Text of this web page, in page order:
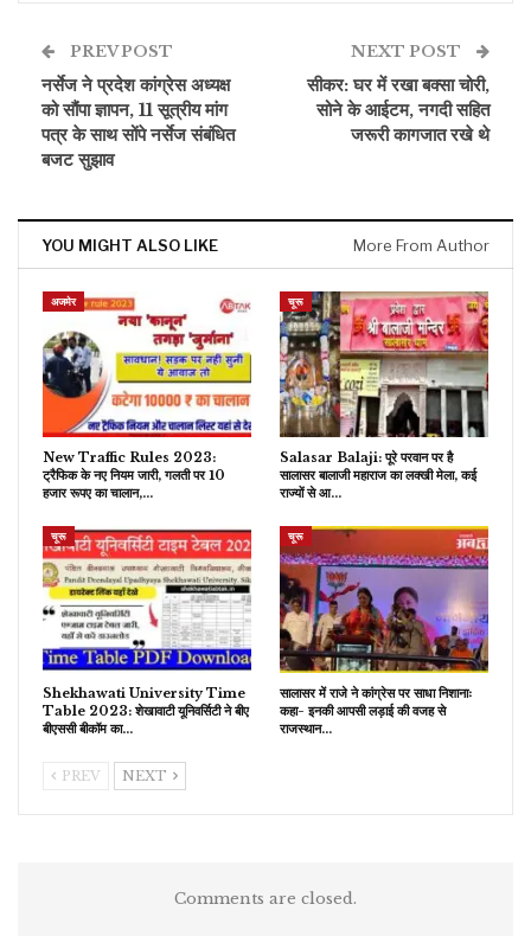
PREV POST
नर्सेज ने प्रदेश कांग्रेस अध्यक्ष
को सौंपा ज्ञापन, 11 सूत्रीय मांग
पत्र के साथ सोंपे नर्सेज संबंधित
बजट सुझाव
NEXT POST
सीकर: घर में रखा बक्सा चोरी,
सोने के आईटम, नगदी सहित
जरूरी कागजात रखे थे
YOU MIGHT ALSO LIKE More From Author
अजमेर
New Traffic Rules 2023:
ट्रैफिक के नए नियम जारी, गलती पर 10
हजार रूपए का चालान,…
चूरू
Salasar Balaji: पूरे परवान पर है
सालासर बालाजी महाराज का लक्खी मेला, कई
राज्यों से आ…
चूरू
Shekhawati University Time
Table 2023: शेखावाटी यूनिवर्सिटी ने बीए
बीएससी बीकॉम का…
चूरू
सालासर में राजे ने कांग्रेस पर साधा निशानाः
कहा- इनकी आपसी लड़ाई की वजह से
राजस्थान…
PREV NEXT
Comments are closed.